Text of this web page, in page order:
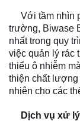
Với tầm nhìn
trường, Biwase
nhất trong quy
việc quản lý rác
thiểu ô nhiễm
thiện chất lượng
nhiên cho các
Dịch vụ xử lý